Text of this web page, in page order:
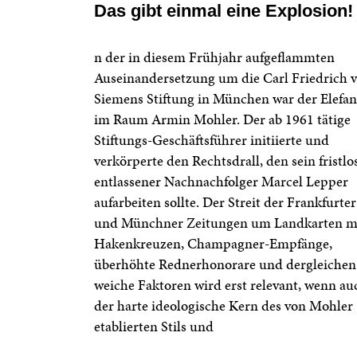
Das gibt einmal eine Explosion!
n der in diesem Frühjahr aufgeflammten
Auseinandersetzung um die Carl Friedrich
Siemens Stiftung in München war der
im Raum Armin Mohler. Der ab 1961 tätige
Stiftungs-Geschäftsführer initiierte und
verkörperte den Rechtsdrall, den sein
entlassener Nachnachfolger Marcel Lepper
aufarbeiten sollte. Der Streit der Frankfurter
und Münchner Zeitungen um Landkarten
Hakenkreuzen, Champagner-Empfänge,
überhöhte Rednerhonorare und dergleichen
weiche Faktoren wird erst relevant, wenn
der harte ideologische Kern des von Mohler
etablierten Stils und